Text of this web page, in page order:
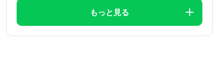
もっと見る